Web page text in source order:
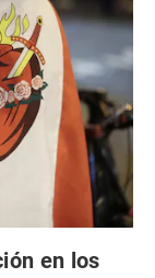
en los